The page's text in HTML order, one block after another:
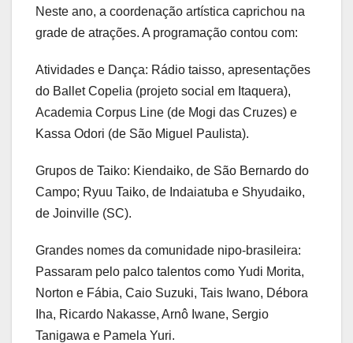
Neste ano, a coordenação artística caprichou na
grade de atrações. A programação contou com:
Atividades e Dança: Rádio taisso, apresentações
do Ballet Copelia (projeto social em Itaquera),
Academia Corpus Line (de Mogi das Cruzes) e
Kassa Odori (de São Miguel Paulista).
Grupos de Taiko: Kiendaiko, de São Bernardo do
Campo; Ryuu Taiko, de Indaiatuba e Shyudaiko,
de Joinville (SC).
Grandes nomes da comunidade nipo-brasileira:
Passaram pelo palco talentos como Yudi Morita,
Norton e Fábia, Caio Suzuki, Tais Iwano, Débora
Iha, Ricardo Nakasse, Arnô Iwane, Sergio
Tanigawa e Pamela Yuri.